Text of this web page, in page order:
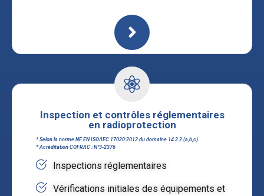
Inspection et contrôles réglementaires
en radioprotection
* Selon la norme NF EN ISO/IEC 17020:2012 du domaine 14.2.2 (a,b,c)
* Acréditation COFRAC : N°3-2376
Inspections réglementaires
Vérifications initiales des équipements et